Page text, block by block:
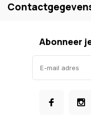
Abonneer